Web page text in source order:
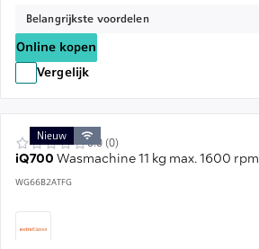
Belangrijkste voordelen
Online kopen
Vergelijk
iQ700 Wasmachine 11 kg max. 1600 rpm
WG66B2ATFG
0.0 (0)
Nieuw